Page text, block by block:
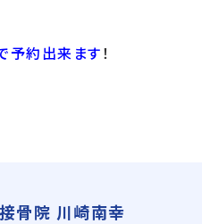
予約出来ます！
骨院 川崎南幸